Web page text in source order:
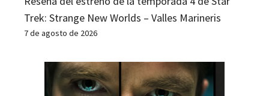
Trek: Strange New Worlds – Valles Marineris
7 de agosto de 2026